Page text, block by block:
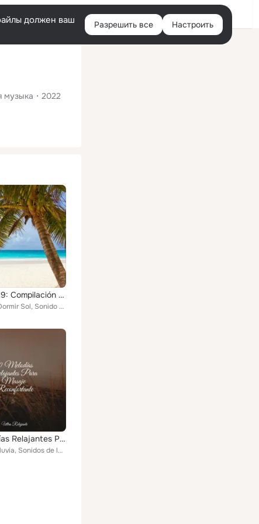
Войти
должен ваш
Разрешить все Настроить
музыка 2022
Enero 2019: Compilación De Alivio De Ansiedad Esencial.
Relajarse, Dormir Sol, Sonido de lluvia
50 Melodías Relajantes Para Masaje Reconfortante
Sonido de lluvia, Sonidos de la Naturaleza Relax, Musica Para Dormir